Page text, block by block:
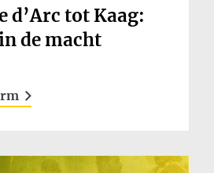
d’Arc tot Kaag:
de macht